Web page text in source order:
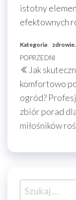
istotny
efektownych
Kategoria
wpisu
Poprzedni
wpis
POPRZEDNI
Jak
komfortowo
ogród?
zbiór porad
miłośników
Szukaj: